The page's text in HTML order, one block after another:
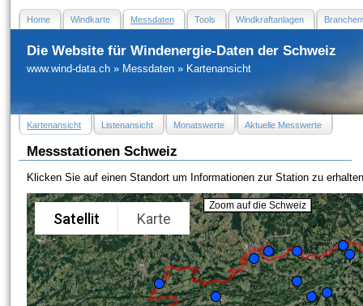
Home Windkarte Messdaten Tools Windkraftanlagen
Die Website für Windenergie-Daten der Schweiz
www.wind-data.ch » Messdaten » Kartenansicht
Kartenansicht Listenansicht Monatswerte Aktuelle Messwerte
Messstationen Schweiz
Klicken Sie auf einen Standort um Informationen zur Station zu
Satellit Karte
Zoom auf die Schweiz